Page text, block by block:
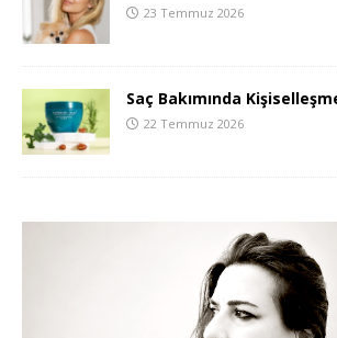
23 Temmuz 2026
Saç Bakımında
22 Temmuz 2026